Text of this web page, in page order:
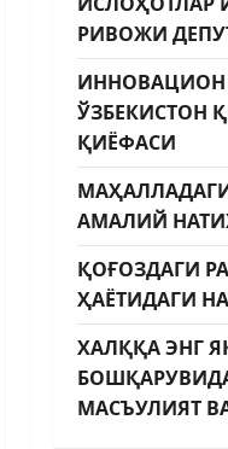
РИВОЖИ
ЎЗБЕКИСТОН
ҚИЁФАСИ
АМАЛИЙ
ҚОҒОЗДАГИ
ҲАЁТИДАГИ
ХАЛҚҚА ЭНГ
МАСЪУЛИЯТ